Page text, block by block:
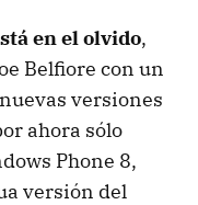
en el olvido,
Belfiore con un
versiones
ahora sólo
Phone 8,
versión del